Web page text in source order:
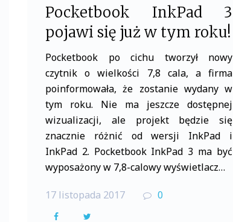
Pocketbook InkPad 3
pojawi się już w tym roku!
Pocketbook po cichu tworzył nowy
czytnik o wielkości 7,8 cala, a firma
poinformowała, że zostanie wydany w
tym roku. Nie ma jeszcze dostępnej
wizualizacji, ale projekt będzie się
znacznie różnić od wersji InkPad i
InkPad 2. Pocketbook InkPad 3 ma być
wyposażony w 7,8-calowy wyświetlacz…
17 listopada 2017 0
F